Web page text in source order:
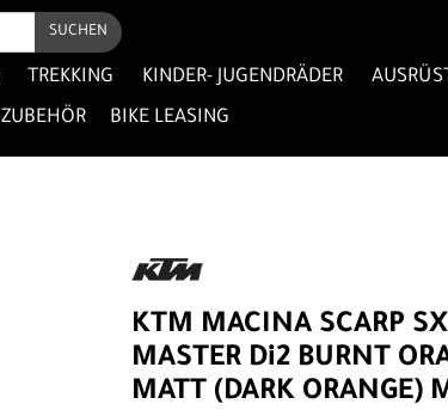
SUCHEN
TREKKING KINDER- JUGENDRÄDER
ZUBEHÖR BIKE LEASING
KTM MACINA SCARP SX
MASTER Di2 BURNT
MATT (DARK ORANGE)